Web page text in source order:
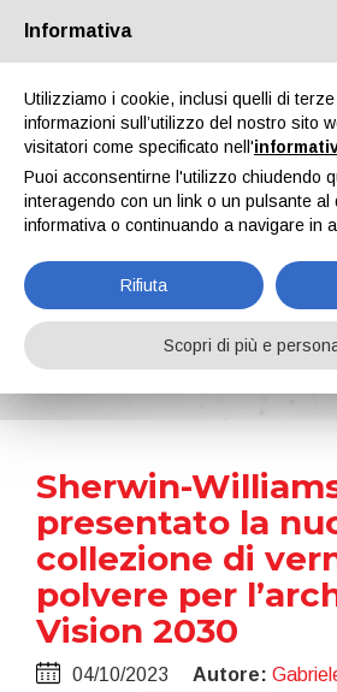
Chi siamo Partners Contatti Area
News
Home Notizie Sherwin-Williams ha presentato la nuova collezione di vernici in polvere per l’architettura Vision 2030
Sherwin-
presentato la
collezione di
polvere per
Vision 2030
04/10/2023 Autore:
Informativa
Utilizziamo i cookie, inclusi quelli di
informazioni sull’utilizzo del nostro sito
visitatori come specificato nell'
Puoi acconsentirne l'utilizzo chiudendo
interagendo con un link o un pulsante al
informativa o continuando a navigare in
Rifiuta
Scopri di più e